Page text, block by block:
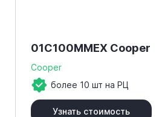
01C100MMEX Cooper
Cooper
более 10 шт на РЦ
Узнать стоимость